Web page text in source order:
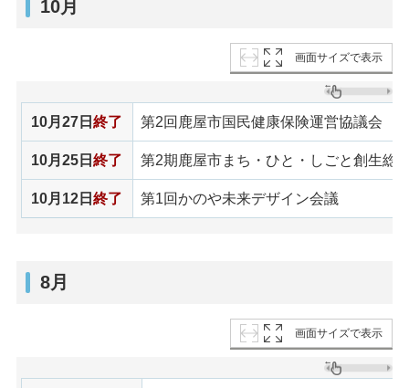
10月
画面サイズで表示
10月27日終了 第2回鹿屋市国民健康保険運営協議会
10月25日終了 第2期鹿屋市まち・ひと・しごと創生総
10月12日終了 第1回かのや未来デザイン会議
8月
画面サイズで表示